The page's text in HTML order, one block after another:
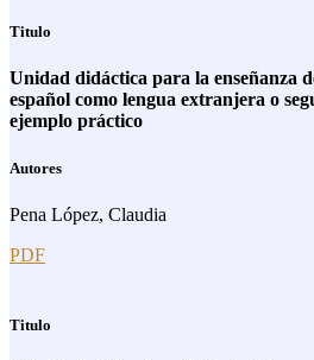
Titulo
Unidad didáctica para la enseñanza
español como lengua extranjera o
ejemplo práctico
Autores
Pena López, Claudia
PDF
Titulo